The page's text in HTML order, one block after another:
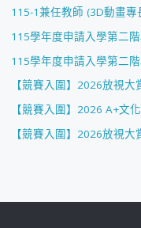
115-1兼任教師 (3D動畫專
115學年度申請入學第二
115學年度申請入學第二
【競賽入圍】2026放視
【競賽入圍】2026 A+文
【競賽入圍】2026放視